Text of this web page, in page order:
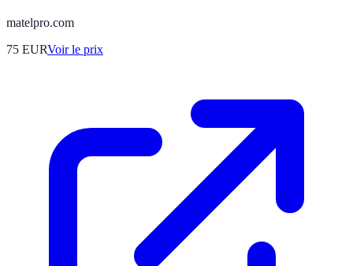
matelpro.com
75 EURVoir le prix